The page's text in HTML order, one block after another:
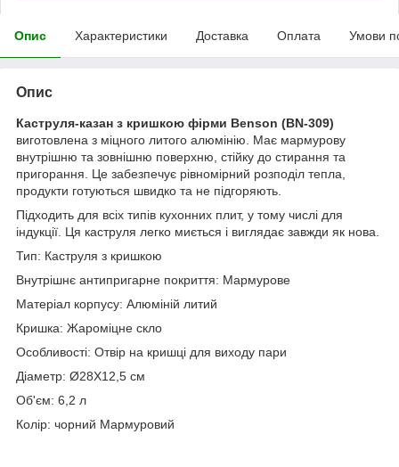
Опис Характеристики Доставка Оплата Умови
Опис
Каструля-казан з кришкою фірми Benson (BN-309)
виготовлена ​​з міцного литого алюмінію. Має мармурову
внутрішню та зовнішню поверхню, стійку до стирання та
пригорання. Це забезпечує рівномірний розподіл тепла,
продукти готуються швидко та не підгоряють.
Підходить для всіх типів кухонних плит, у тому числі для
індукції. Ця каструля легко миється і виглядає завжди як нова.
Тип: Каструля з кришкою
Внутрішнє антипригарне покриття: Мармурове
Матеріал корпусу: Алюміній литий
Кришка: Жароміцне скло
Особливості: Отвір на кришці для виходу пари
Діаметр: Ø28X12,5 см
Об'єм: 6,2 л
Колір: чорний Мармуровий